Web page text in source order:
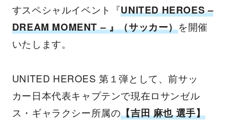
すスペシャルイベント『UNITED HEROES –
DREAM MOMENT – 』（サッカー）を開催
いたします。
UNITED HEROES 第１弾として、前サッ
カー日本代表キャプテンで現在ロサンゼル
ス・ギャラクシー所属の【吉田 麻也 選手】